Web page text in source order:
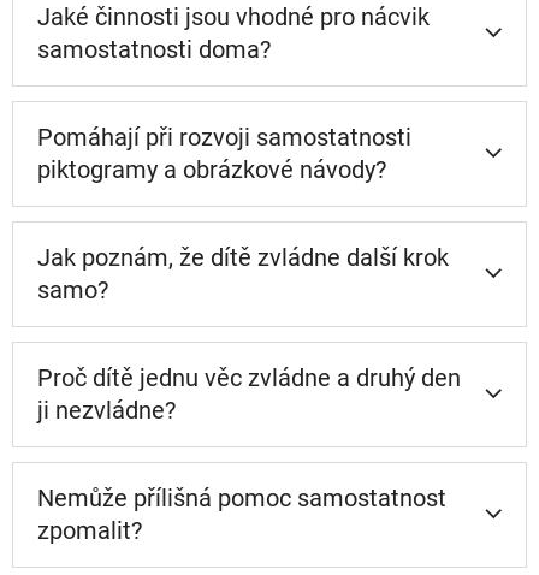
Jaké činnosti jsou vhodné pro nácvik
samostatnosti doma?
Pomáhají při rozvoji samostatnosti
piktogramy a obrázkové návody?
Jak poznám, že dítě zvládne další krok
samo?
Proč dítě jednu věc zvládne a druhý den
ji nezvládne?
Nemůže přílišná pomoc samostatnost
zpomalit?